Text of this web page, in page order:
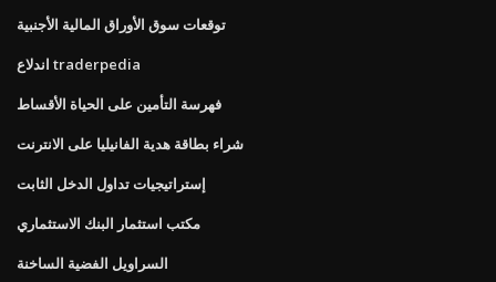
توقعات سوق الأوراق المالية الأجنبية
اندلاع traderpedia
فهرسة التأمين على الحياة الأقساط
شراء بطاقة هدية الفانيليا على الانترنت
إستراتيجيات تداول الدخل الثابت
مكتب استثمار البنك الاستثماري
السراويل الفضية الساخنة